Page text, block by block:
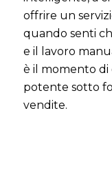
offrire un
quando senti
e il lavoro
è il momento di
potente sotto
vendite.